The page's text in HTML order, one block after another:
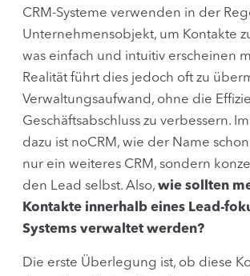
CRM-Systeme verwenden in der
Unternehmensobjekt, um Kontakte
was einfach und intuitiv erscheinen
Realität führt dies jedoch oft zu
Verwaltungsaufwand, ohne die
Geschäftsabschluss zu verbessern.
dazu ist noCRM, wie der Name
nur ein weiteres CRM, sondern
den Lead selbst. Also, wie sollten
Kontakte innerhalb eines Lead-
Systems verwaltet werden?
Die erste Überlegung ist, ob diese